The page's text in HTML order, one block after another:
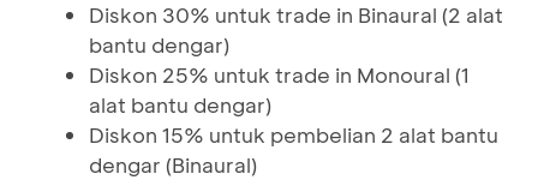
Diskon 30% untuk trade in Binaural (2 alat
bantu dengar)
Diskon 25% untuk trade in Monoural (1
alat bantu dengar)
Diskon 15% untuk pembelian 2 alat bantu
dengar (Binaural)